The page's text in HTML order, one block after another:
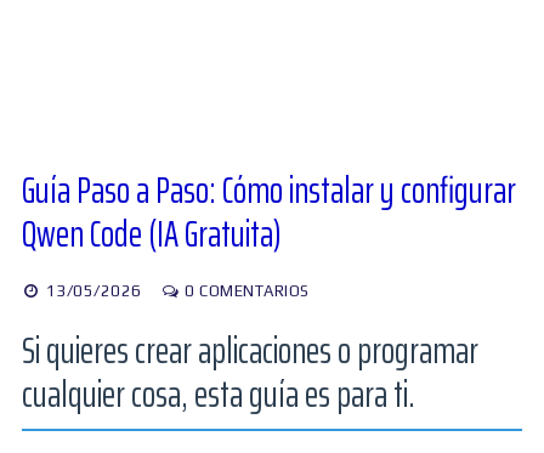
Foros
Buscar:
Guía Paso a Paso: Cómo instalar y configurar
Qwen Code (IA Gratuita)
13/05/2026 0 COMENTARIOS
Si quieres crear aplicaciones o programar
cualquier cosa, esta guía es para ti.